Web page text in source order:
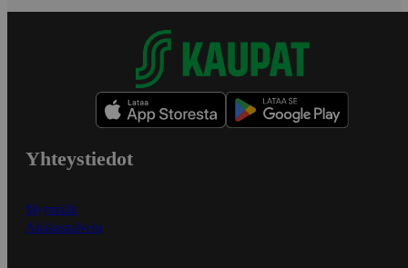
Yhteystiedot
Myymälät
Asiakaspalvelu